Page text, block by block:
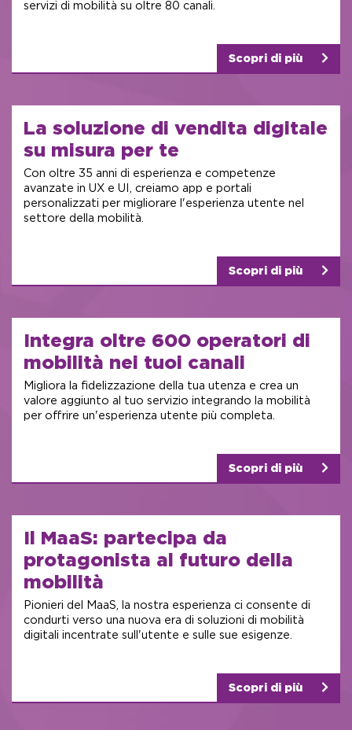
servizi di mobilità su oltre 80 canali.
Scopri di più
La soluzione di vendita digitale
su misura per te
Con oltre 35 anni di esperienza e competenze
avanzate in UX e UI, creiamo app e portali
personalizzati per migliorare l'esperienza utente nel
settore della mobilità.
Scopri di più
Integra oltre 600 operatori di
mobilità nei tuoi canali
Migliora la fidelizzazione della tua utenza e crea un
valore aggiunto al tuo servizio integrando la mobilità
per offrire un'esperienza utente più completa.
Scopri di più
Il MaaS: partecipa da
protagonista al futuro della
mobilità
Pionieri del MaaS, la nostra esperienza ci consente di
condurti verso una nuova era di soluzioni di mobilità
digitali incentrate sull'utente e sulle sue esigenze.
Scopri di più